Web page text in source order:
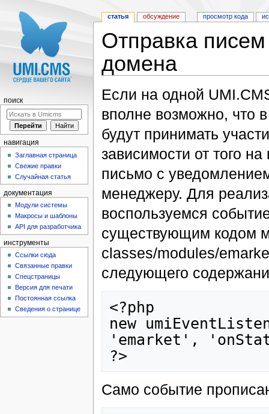
Отправка
домена
Если на одной
вполне возможно, что
будут принимать
зависимости от того
письмо с
менеджеру. Для
воспользуемся
существующим кодом
classes/modules/
следующего
<?php
new
'emarket',
Само событие
статья обсуждение просмотр кода
поиск
навигация
Заглавная страница
Свежие правки
Случайная статья
документация
Модули системы
Макросы и шаблоны
API для разработчика
инструменты
Ссылки сюда
Связанные правки
Спецстраницы
Версия для печати
Постоянная ссылка
Сведения о странице